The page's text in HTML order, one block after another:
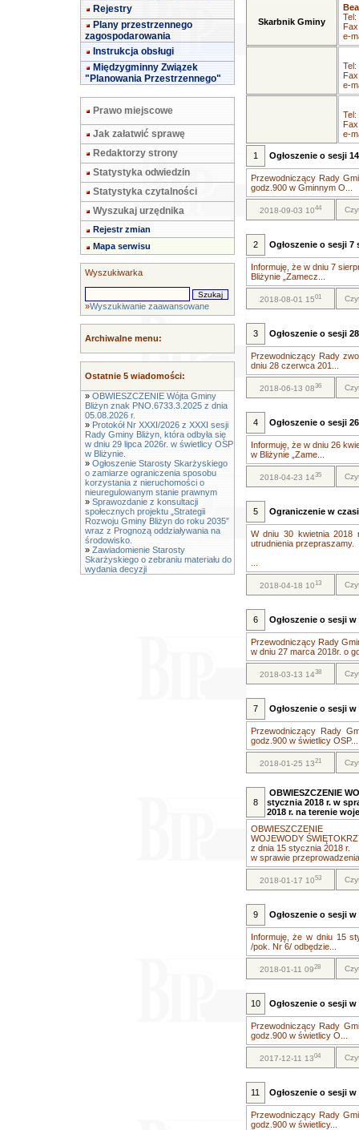
Rejestry
Plany przestrzennego
zagospodarowania
Instrukcja obsługi
Międzygminny Związek
"Planowania Przestrzennego"
Prawo miejscowe
Jak załatwić sprawę
Redaktorzy strony
Statystyka odwiedzin
Statystyka czytalności
Wyszukaj urzędnika
Rejestr zmian
Mapa serwisu
Wyszukiwarka
»Wyszukiwanie zaawansowane
Archiwalne menu:
Ostatnie 5 wiadomości:
» OBWIESZCZENIE Wójta Gminy
Bliżyn znak PNO.6733.3.2025 z dnia
05.08.2026 r.
» Protokół Nr XXXI/2026 z XXXI sesji
Rady Gminy Bliżyn, która odbyła się
w dniu 29 lipca 2026r. w świetlicy OSP
w Bliżynie.
» Ogłoszenie Starosty Skarżyskiego
o zamiarze ograniczenia sposobu
korzystania z nieruchomości o
nieuregulowanym stanie prawnym
» Sprawozdanie z konsultacji
społecznych projektu „Strategii
Rozwoju Gminy Bliżyn do roku 2035”
wraz z Prognozą oddziaływania na
środowisko.
» Zawiadomienie Starosty
Skarżyskiego o zebraniu materiału do
wydania decyzji
Skarbnik Gminy
Tel:
e-
Tel:
e-
Tel:
e-
1 Ogłoszenie o sesji
Przewodniczący Rady
godz.900 w Gminnym O...
2018-09-03 1044
2 Ogłoszenie o sesji 7
Informuję, że w dniu 7
Bliżynie „Zamecz...
2018-08-01 1501
3 Ogłoszenie o sesji
Przewodniczący Rady
dniu 28 czerwca 201...
2018-06-13 0836
4 Ogłoszenie o sesji
Informuję, że w dniu 26
w Bliżynie „Zame...
2018-04-23 1435
5 Ograniczenie w
W dniu 30 kwietnia 2018
utrudnienia przepraszamy.
2018-04-18 1013
6 Ogłoszenie o sesji
Przewodniczący Rady
w dniu 27 marca 2018r. o
2018-03-13 1438
7 Ogłoszenie o sesji
Przewodniczący Rady
godz.900 w świetlicy OSP...
2018-01-25 1321
8
OBWIESZCZENIE
stycznia 2018 r. w
2018 r. na terenie
OBWIESZCZENIE
WOJEWODY
z dnia 15 stycznia 2018 r.
w sprawie
2018-01-17 1053
9 Ogłoszenie o sesji
Informuję, że w dniu 15
/pok. Nr 6/ odbędzie...
2018-01-11 0928
10 Ogłoszenie o sesji
Przewodniczący Rady
godz.900 w świetlicy O...
2017-12-11 1304
11 Ogłoszenie o sesji
Przewodniczący Rady
godz.900 w świetlicy...